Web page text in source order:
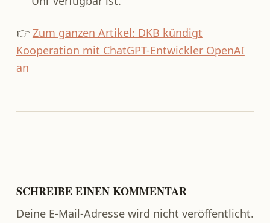
👉 Zum ganzen Artikel: DKB kündigt
Kooperation mit ChatGPT-Entwickler OpenAI
an
Zurück zur Hauptnavigation springen
SCHREIBE EINEN KOMMENTAR
Deine E-Mail-Adresse wird nicht veröffentlicht.